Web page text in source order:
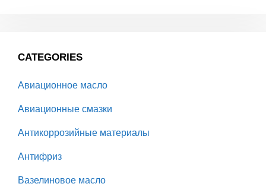
CATEGORIES
Авиационное масло
Авиационные смазки
Антикоррозийные материалы
Антифриз
Вазелиновое масло